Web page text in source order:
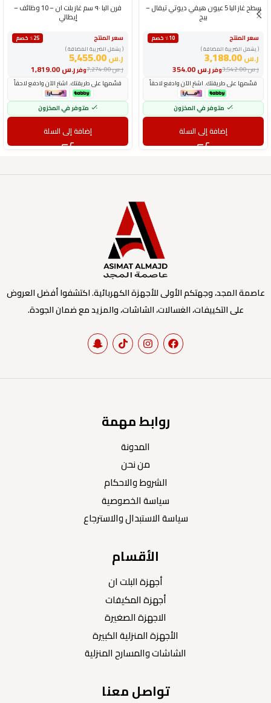
سطح غاز البا 5 عيون هيفي ديوتي تيفال –
بيج
سعر المنتج
٪10 خصم
( يشمل الضريبة المضافة )
ر.س3,188.00
وفرر.س ر.س3,542.00
قسّمها على طريقتك. اشترِ الآن وادفع لاحقاً
متوفر في المخزون
إضافة إلى السلة
فرن البا ٩٠ سم غاز بلت ان – 10 وظائف –
إيطالي
سعر المنتج
٪25 خصم
( يشمل الضريبة المضافة )
ر.س5,455.00
وفرر.س ر.س7,274.00
قسّمها على طريقتك. اشترِ الآن وادفع لاحقاً
متوفر في المخزون
إضافة إلى السلة
عاصمة المجد، وجهتكم الأولى للأجهزة الكهربائية. اكتشفوا أفضل العروض
على التكييفات، الغسالات، الشاشات، والمزيد مع ضمان الجودة.
روابط مهمة
المدونة
من نحن
الشروط والاحكام
سياسة الخصوصية
سياسة الاستبدال والاسترجاع
الأقسام
أجهزة البلت ان
أجهزة المكيفات
الاجهزة الصغيرة
الأجهزة المنزلية الكبيرة
الشاشات والمسارح المنزلية
تواصل معنا